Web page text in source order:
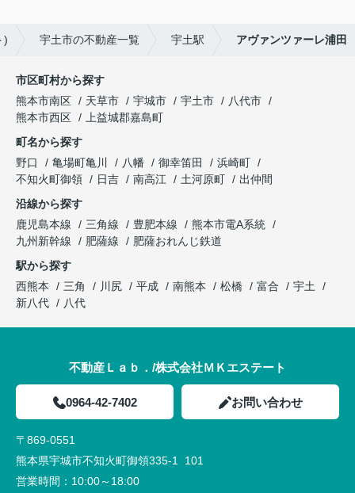
) 宇土市の不動産一覧 宇土駅 アヴァンツァーレ浦田
市区町村から探す
熊本市南区
天草市 宇城市 宇土市
八代市
熊本市西区
上益城郡嘉島町
町名から探す
野口
亀場町亀川 八幡 御幸笛田
浜崎町
不知火町御領
日吉 南高江 土河原町
出仲間
沿線から探す
鹿児島本線
三角線 豊肥本線
熊本市電A系統
九州新幹線
肥薩線
肥薩おれんじ鉄道
駅から探す
西熊本
三角 川尻 平成 南熊本 松橋 富合
宇土
新八代
八代
不動産Ｌａｂ．/株式会社ＭＫエステート
0964-42-7402 お問い合わせ
〒869-0551
熊本県宇城市不知火町御領335-1 101
営業時間： 10:00～18:00